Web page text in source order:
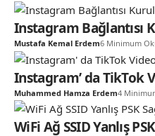
Instagram Bağlantısı
Mustafa Kemal Erdem6 Minimum
Instagram’ da TikTok
Muhammed Hamza Erdem4
WiFi Ağ SSID Yanlış